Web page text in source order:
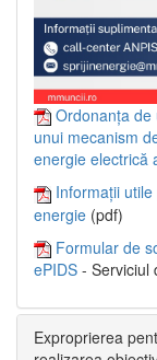
Ordonanța de
unui mecanism
energie electrică
Informații
energie (pdf)
Formular de
ePIDS - Serviciul
Exproprierea